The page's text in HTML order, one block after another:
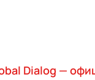
Dialog —